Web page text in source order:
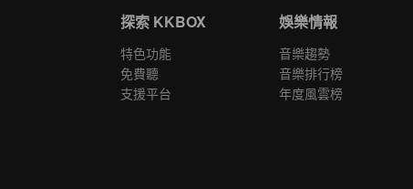
探索 KKBOX
特色功能
免費聽
支援平台
娛樂情報
音樂趨勢
音樂排行榜
年度風雲榜